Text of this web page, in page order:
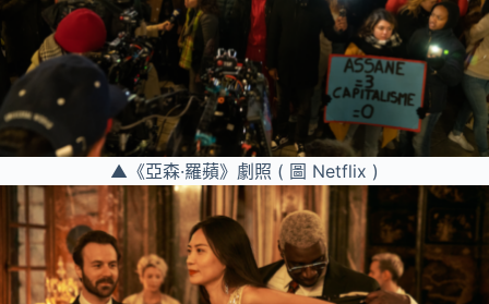
▲《亞森·羅蘋》劇照 ( 圖 Netflix )